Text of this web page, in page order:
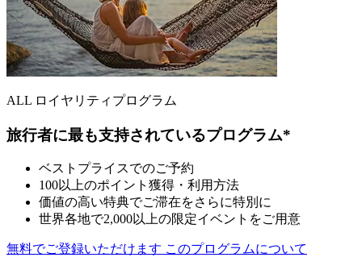
ALL ロイヤリティプログラム
旅行者に最も支持されているプログラム*
ベストプライスでのご予約
100以上のポイント獲得・利用方法
価値の高い特典でご滞在をさらに特別に
世界各地で2,000以上の限定イベントをご用意
無料でご登録いただけます このプログラムについて